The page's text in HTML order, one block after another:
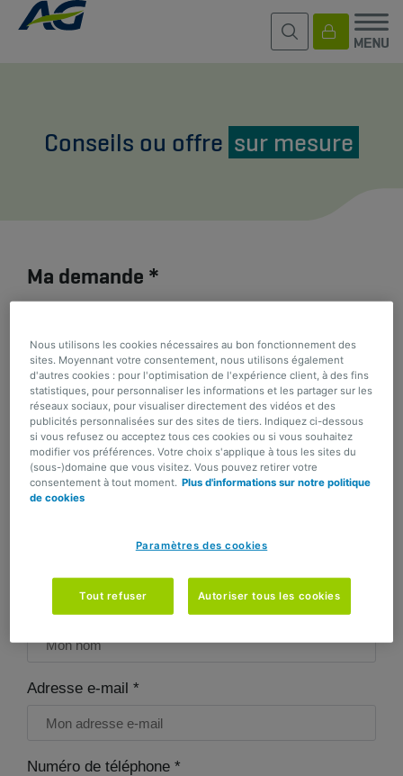
Conseils ou offre sur mesure
Ma demande *
Caractère(s) restant(s) : 438
Mes données *
Nom *
Adresse e-mail *
Numéro de téléphone *
Nous utilisons les cookies nécessaires au bon fonctionnement des
sites. Moyennant votre consentement, nous utilisons également
d'autres cookies : pour l'optimisation de l'expérience client, à des fins
statistiques, pour personnaliser les informations et les partager sur les
réseaux sociaux, pour visualiser directement des vidéos et des
publicités personnalisées sur des sites de tiers. Indiquez ci-dessous
si vous refusez ou acceptez tous ces cookies ou si vous souhaitez
modifier vos préférences. Votre choix s'applique à tous les sites du
(sous-)domaine que vous visitez. Vous pouvez retirer votre
consentement à tout moment. Plus d'informations sur notre politique
de cookies
Paramètres des cookies
Tout refuser Autoriser tous les cookies